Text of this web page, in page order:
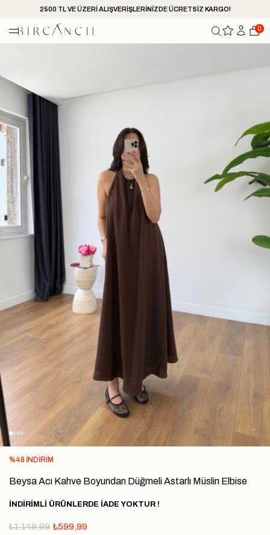
2500 TL VE ÜZERİ ALIŞVERİŞLERİNİZDE ÜCRETSİZ KARGO!
0
%48 İNDIRIM
Beysa Acı Kahve Boyundan Düğmeli Astarlı Müslin Elbise
İNDİRİMLİ ÜRÜNLERDE İADE YOKTUR !
₺1.149,99 ₺599,99